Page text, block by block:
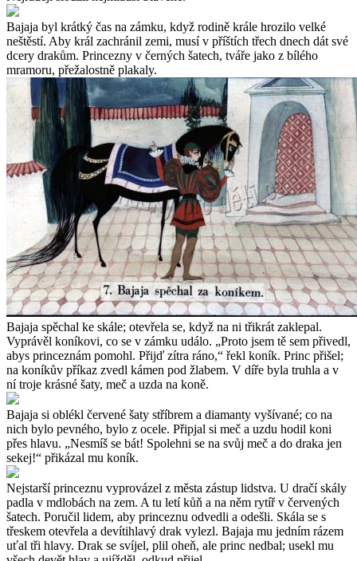
Bajaja byl krátký čas na zámku, když rodině krále hrozilo velké
neštěstí. Aby král zachránil zemi, musí v příštích třech dnech dát své
dcery drakům. Princezny v černých šatech, tváře jako z bílého
mramoru, přežalostně plakaly.
Bajaja spěchal ke skále; otevřela se, když na ni třikrát zaklepal.
Vyprávěl koníkovi, co se v zámku událo. „Proto jsem tě sem přivedl,
abys princeznám pomohl. Přijď zítra ráno,“ řekl koník. Princ přišel;
na koníkův příkaz zvedl kámen pod žlabem. V díře byla truhla a v
ní troje krásné šaty, meč a uzda na koně.
Bajaja si oblékl červené šaty stříbrem a diamanty vyšívané; co na
nich bylo pevného, bylo z ocele. Připjal si meč a uzdu hodil koni
přes hlavu. „Nesmíš se bát! Spolehni se na svůj meč a do draka jen
sekej!“ přikázal mu koník.
Nejstarší princeznu vyprovázel z města zástup lidstva. U dračí skály
padla v mdlobách na zem. A tu letí kůň a na něm rytíř v červených
šatech. Poručil lidem, aby princeznu odvedli a odešli. Skála se s
třeskem otevřela a devítihlavý drak vylezl. Bajaja mu jedním rázem
uťal tři hlavy. Drak se svíjel, plil oheň, ale princ nedbal; usekl mu